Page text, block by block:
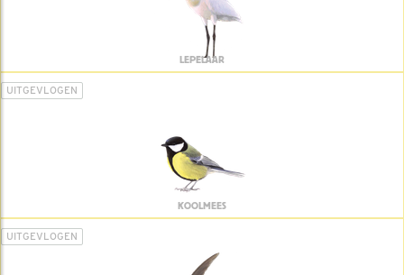
LEPELAAR
UITGEVLOGEN
KOOLMEES
UITGEVLOGEN